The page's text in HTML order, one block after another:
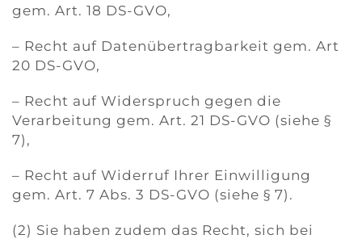
gem. Art. 18 DS-GVO,
– Recht auf Datenübertragbarkeit gem. Art
20 DS-GVO,
– Recht auf Widerspruch gegen die
Verarbeitung gem. Art. 21 DS-GVO (siehe §
7),
– Recht auf Widerruf Ihrer Einwilligung
gem. Art. 7 Abs. 3 DS-GVO (siehe § 7).
(2) Sie haben zudem das Recht, sich bei